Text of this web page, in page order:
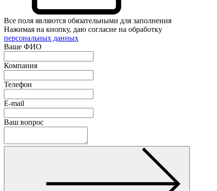
Все поля являются обязательными для заполнения
Нажимая на кнопку, даю согласие на обработку
персональных данных
Ваше ФИО
Компания
Телефон
E-mail
Ваш вопрос